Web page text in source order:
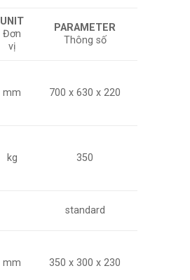
UNIT
Đơn
vị
PARAMETER
Thông số
mm 700 x 630 x 220
kg 350
standard
mm 350 x 300 x 230